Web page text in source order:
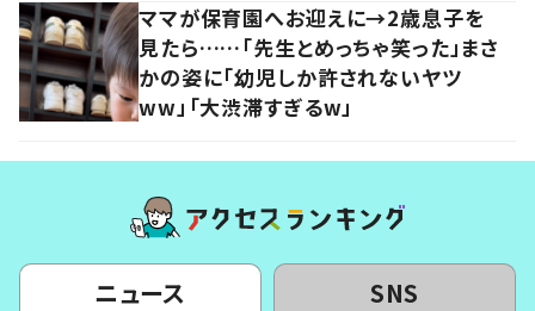
ママが保育園へお迎えに→2歳息子を
見たら……「先生とめっちゃ笑った」まさ
かの姿に「幼児しか許されないヤツ
ww」「大渋滞すぎるw」
ニュース SNS